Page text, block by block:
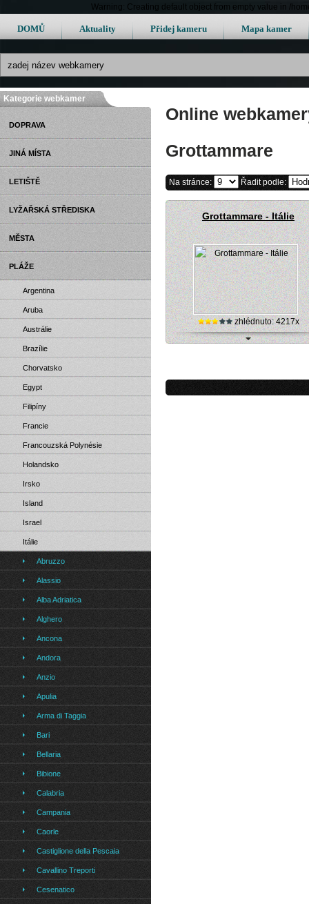
Warning: Creating default object from empty value in /
DOMŮ Aktuality Přidej kameru Mapa kamer
Online
Grottammare
Na stránce: Řadit podle:
Grottammare - Itálie
zhlédnuto: 4217x
Kategorie webkamer
DOPRAVA
JINÁ MÍSTA
LETIŠTĚ
LYŽAŘSKÁ STŘEDISKA
MĚSTA
PLÁŽE
Argentina
Aruba
Austrálie
Brazílie
Chorvatsko
Egypt
Filipíny
Francie
Francouzská Polynésie
Holandsko
Irsko
Island
Israel
Itálie
Abruzzo
Alassio
Alba Adriatica
Alghero
Ancona
Andora
Anzio
Apulia
Arma di Taggia
Bari
Bellaria
Bibione
Calabria
Campania
Caorle
Castiglione della Pescaia
Cavallino Treporti
Cesenatico